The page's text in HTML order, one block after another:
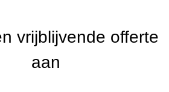
vrijblijvende offerte
aan